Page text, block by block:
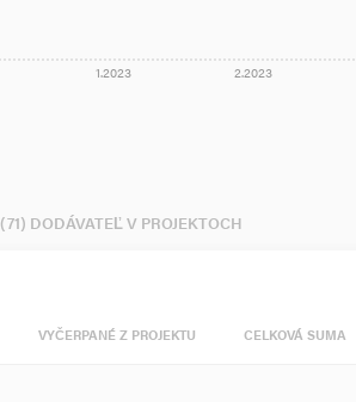
1.2023 2.2023
(71) DODÁVATEĽ V PROJEKTOCH
VYČERPANÉ Z PROJEKTU CELKOVÁ SUMA